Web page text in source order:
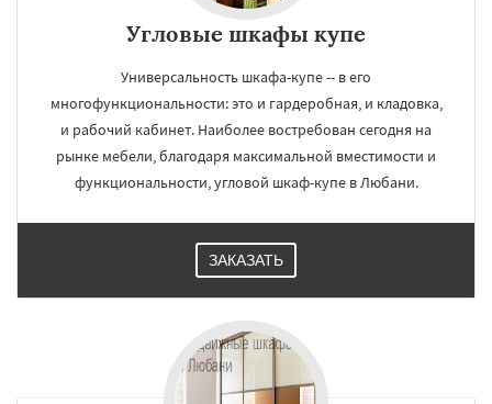
Угловые шкафы купе
Универсальность шкафа-купе -- в его
многофункциональности: это и гардеробная, и кладовка,
и рабочий кабинет. Наиболее востребован сегодня на
рынке мебели, благодаря максимальной вместимости и
функциональности, угловой шкаф-купе в Любани.
ЗАКАЗАТЬ